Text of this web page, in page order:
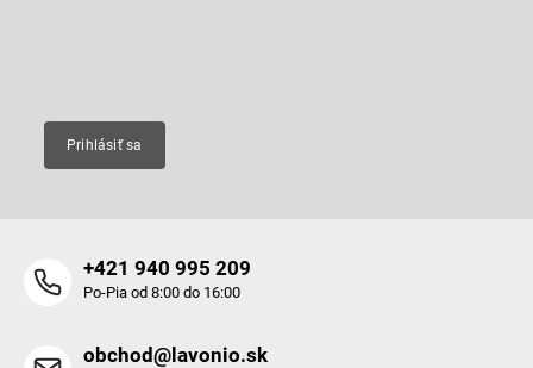
Prihlásiť sa
+421 940 995 209
Po-Pia od 8:00 do 16:00
obchod@lavonio.sk